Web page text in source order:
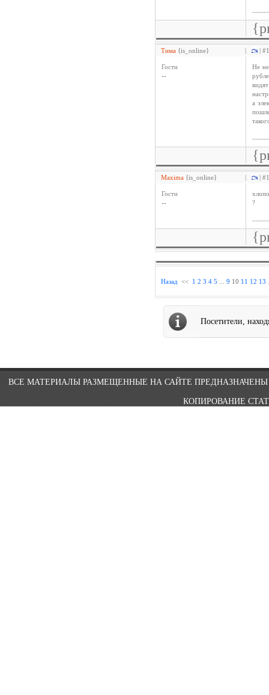
Тима {is_online} | |
Гости
--
Не не
а
Maxima {is_online} | |
Гости
--
?
Назад << 1 2 3 4 5 9 10 11 12 13
Посетители,
ВСЕ МАТЕРИАЛЫ РАЗМЕЩЕННЫЕ НА САЙТЕ
КОПИРОВАНИЕ